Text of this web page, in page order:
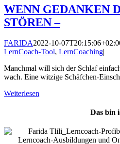
WENN GEDANKEN
STÖREN –
FARIDA2022-10-
LernCoach-Tool, LernCoaching|
Manchmal will sich der Schlaf
wach. Eine witzige Schäfchen-
Weiterlesen
Das bin